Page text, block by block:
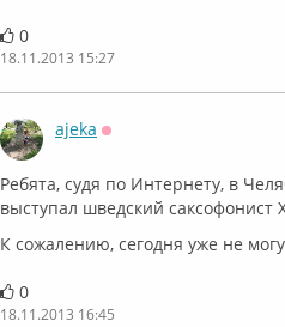
0
18.11.2013 15:27
ajeka
Ребята, судя по Интернету, в
выступал шведский саксофонист
К сожалению, сегодня уже не
0
18.11.2013 16:45